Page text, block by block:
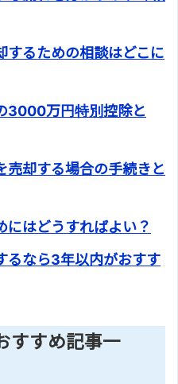
するための相談はどこに
3000万円特別控除と
売却する場合の手続きと
にはどうすればよい？
るなら3年以内がおすす
すすめ記事一